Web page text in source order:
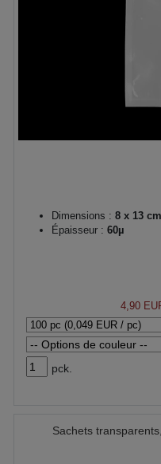
Dimensions : 8 x 13 cm
Épaisseur : 60µ
4,90
pck.
Sachets